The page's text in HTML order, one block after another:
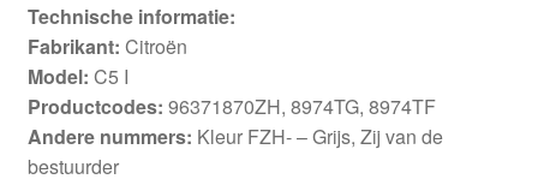
Technische informatie:
Fabrikant: Citroën
Model: C5 I
Productcodes: 96371870ZH, 8974TG, 8974TF
Andere nummers: Kleur FZH- – Grijs, Zij van de
bestuurder